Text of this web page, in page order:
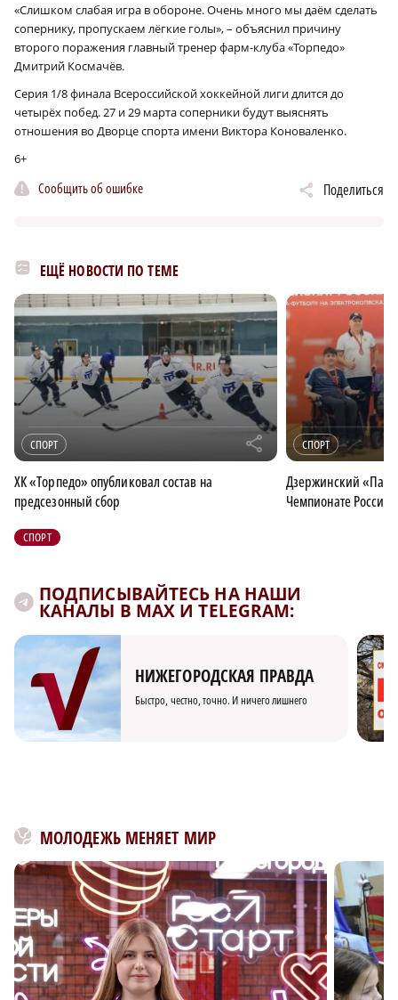
«Слишком слабая игра в обороне. Очень много мы даём сделать
сопернику, пропускаем лёгкие голы», – объяснил причину
второго поражения главный тренер фарм-клуба «Торпедо»
Дмитрий Космачёв.
Серия 1/8 финала Всероссийской хоккейной лиги длится до
четырёх побед. 27 и 29 марта соперники будут выяснять
отношения во Дворце спорта имени Виктора Коноваленко.
6+
Сообщить об ошибке Поделиться
ЕЩЁ НОВОСТИ ПО ТЕМЕ
СПОРТ r
ХК «Торпедо» опубликовал состав на
предсезонный сбор
СПОРТ
Дзержинский
Чемпионате России
СПОРТ
ПОДПИСЫВАЙТЕСЬ НА НАШИ
КАНАЛЫ В MAX И TELEGRAM:
НИЖЕГОРОДСКАЯ ПРАВДА
Быстро, честно, точно. И ничего лишнего
МОЛОДЕЖЬ МЕНЯЕТ МИР